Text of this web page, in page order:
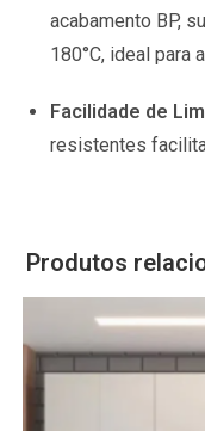
acabamento BP,
180°C, ideal para
Facilidade de
resistentes
Produtos